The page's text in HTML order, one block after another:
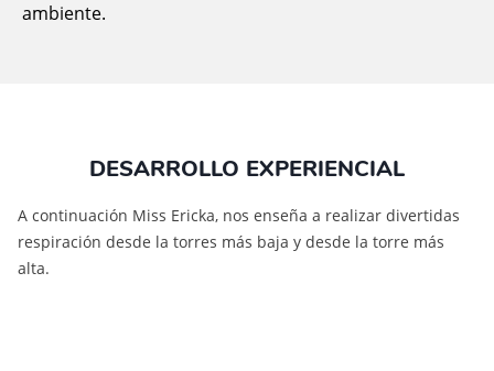
ambiente.
DESARROLLO EXPERIENCIAL
A continuación Miss Ericka, nos enseña a realizar divertidas
respiración desde la torres más baja y desde la torre más
alta.